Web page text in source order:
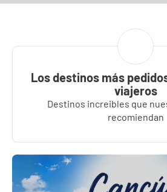
Los destinos más
viajeros
Destinos increibles que
recomiendan